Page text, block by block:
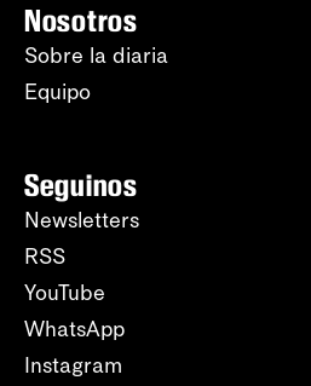
Nosotros
Sobre la diaria
Equipo
Seguinos
Newsletters
RSS
YouTube
WhatsApp
Instagram